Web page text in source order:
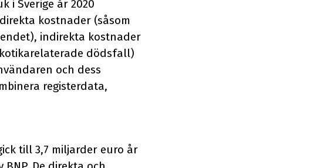
i Sverige år 2020
kostnader (såsom
indirekta kostnader
dödsfall)
och dess
registerdata,
till 3,7 miljarder euro år